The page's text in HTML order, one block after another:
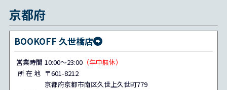
京都府
BOOKOFF 久世橋店
営業時間 10:00～23:00（年中無休）
所 在 地 〒601-8212
京都府京都市南区久世上久世町779